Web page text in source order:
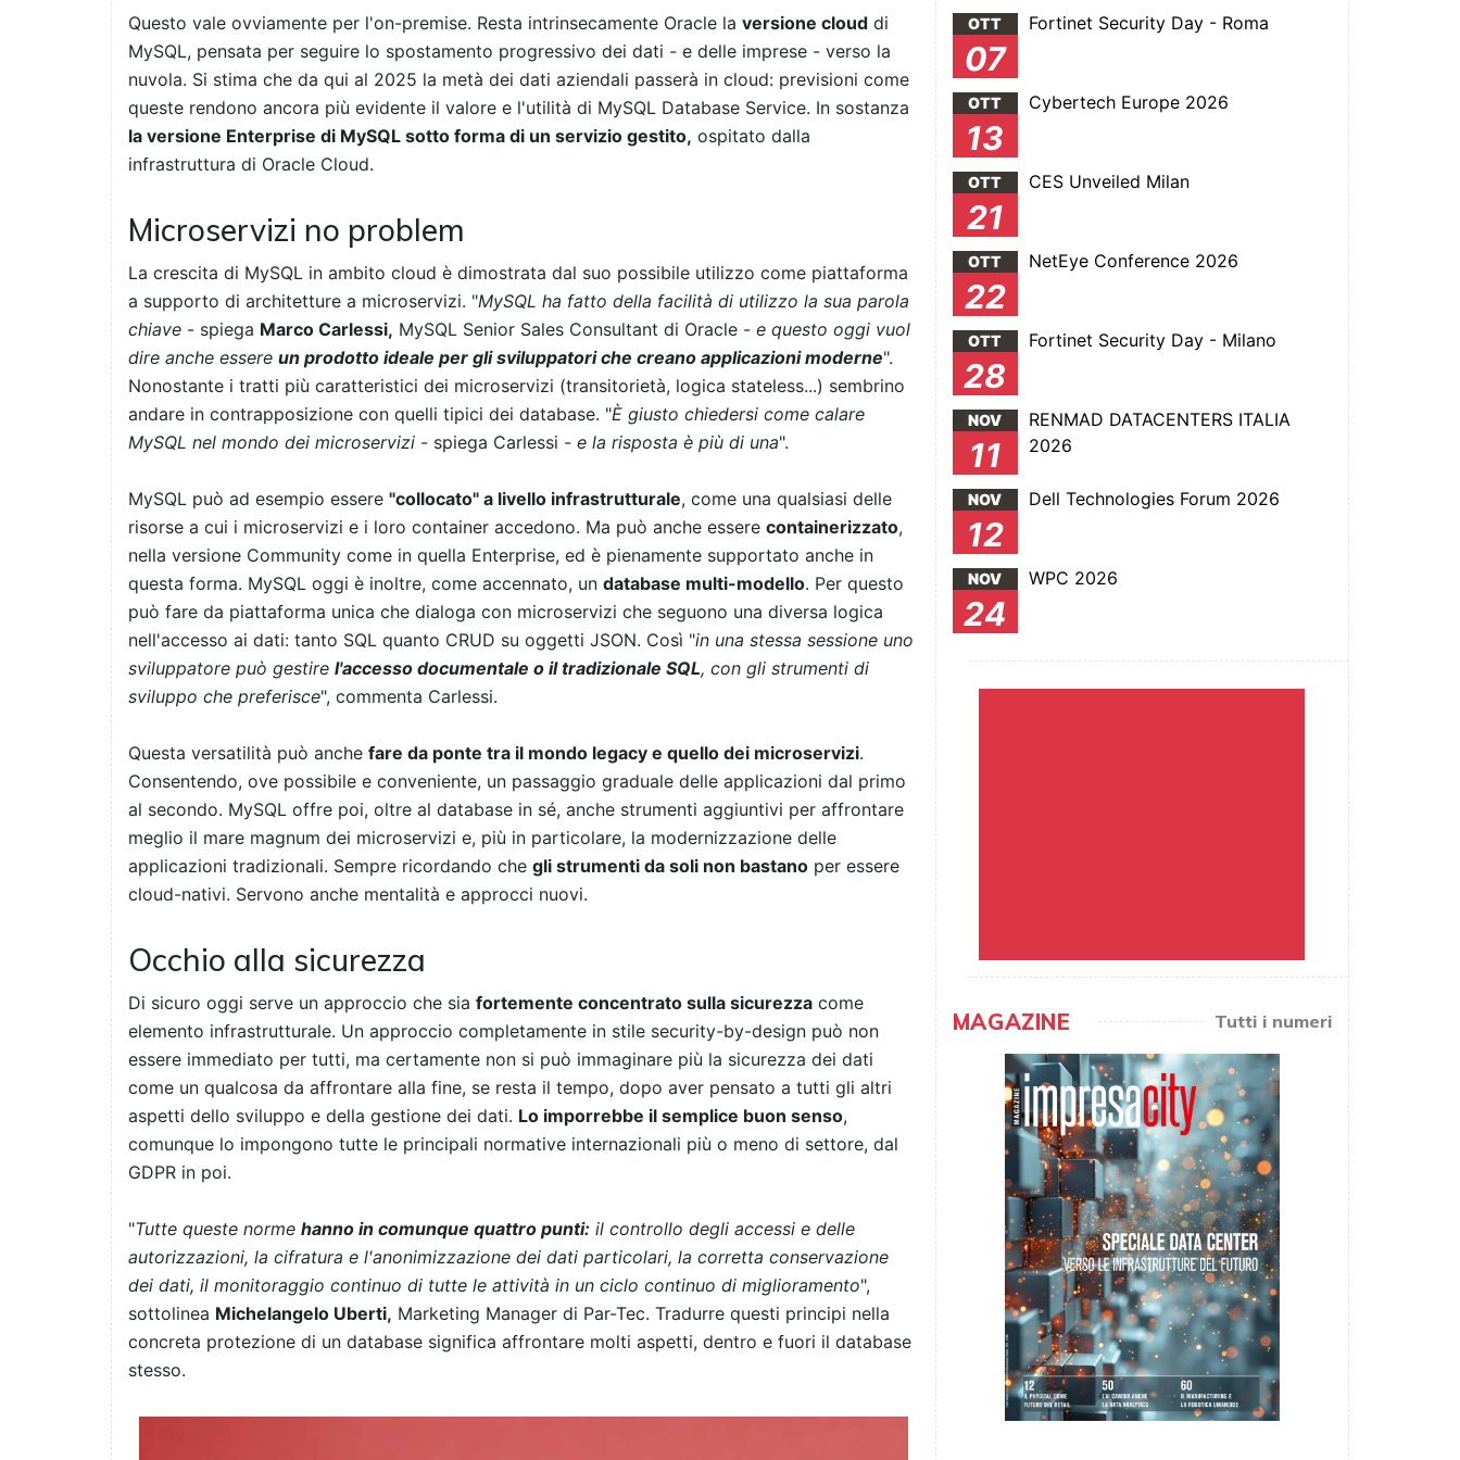
Questo vale ovviamente per l'on-premise. Resta intrinsecamente Oracle la versione cloud di
MySQL, pensata per seguire lo spostamento progressivo dei dati - e delle imprese - verso la
nuvola. Si stima che da qui al 2025 la metà dei dati aziendali passerà in cloud: previsioni come
queste rendono ancora più evidente il valore e l'utilità di MySQL Database Service. In sostanza
la versione Enterprise di MySQL sotto forma di un servizio gestito, ospitato dalla
infrastruttura di Oracle Cloud.
Microservizi no problem
La crescita di MySQL in ambito cloud è dimostrata dal suo possibile utilizzo come piattaforma
a supporto di architetture a microservizi. "MySQL ha fatto della facilità di utilizzo la sua parola
chiave - spiega Marco Carlessi, MySQL Senior Sales Consultant di Oracle - e questo oggi vuol
dire anche essere un prodotto ideale per gli sviluppatori che creano applicazioni moderne".
Nonostante i tratti più caratteristici dei microservizi (transitorietà, logica stateless...) sembrino
andare in contrapposizione con quelli tipici dei database. "È giusto chiedersi come calare
MySQL nel mondo dei microservizi - spiega Carlessi - e la risposta è più di una".
MySQL può ad esempio essere "collocato" a livello infrastrutturale, come una qualsiasi delle
risorse a cui i microservizi e i loro container accedono. Ma può anche essere containerizzato,
nella versione Community come in quella Enterprise, ed è pienamente supportato anche in
questa forma. MySQL oggi è inoltre, come accennato, un database multi-modello. Per questo
può fare da piattaforma unica che dialoga con microservizi che seguono una diversa logica
nell'accesso ai dati: tanto SQL quanto CRUD su oggetti JSON. Così "in una stessa sessione uno
sviluppatore può gestire l'accesso documentale o il tradizionale SQL, con gli strumenti di
sviluppo che preferisce", commenta Carlessi.
Questa versatilità può anche fare da ponte tra il mondo legacy e quello dei microservizi.
Consentendo, ove possibile e conveniente, un passaggio graduale delle applicazioni dal primo
al secondo. MySQL offre poi, oltre al database in sé, anche strumenti aggiuntivi per affrontare
meglio il mare magnum dei microservizi e, più in particolare, la modernizzazione delle
applicazioni tradizionali. Sempre ricordando che gli strumenti da soli non bastano per essere
cloud-nativi. Servono anche mentalità e approcci nuovi.
Occhio alla sicurezza
Di sicuro oggi serve un approccio che sia fortemente concentrato sulla sicurezza come
elemento infrastrutturale. Un approccio completamente in stile security-by-design può non
essere immediato per tutti, ma certamente non si può immaginare più la sicurezza dei dati
come un qualcosa da affrontare alla fine, se resta il tempo, dopo aver pensato a tutti gli altri
aspetti dello sviluppo e della gestione dei dati. Lo imporrebbe il semplice buon senso,
comunque lo impongono tutte le principali normative internazionali più o meno di settore, dal
GDPR in poi.
"Tutte queste norme hanno in comunque quattro punti: il controllo degli accessi e delle
autorizzazioni, la cifratura e l'anonimizzazione dei dati particolari, la corretta conservazione
dei dati, il monitoraggio continuo di tutte le attività in un ciclo continuo di miglioramento",
sottolinea Michelangelo Uberti, Marketing Manager di Par-Tec. Tradurre questi principi nella
concreta protezione di un database significa affrontare molti aspetti, dentro e fuori il database
stesso.
OTT
07
Fortinet Security Day - Roma
OTT
13
Cybertech Europe 2026
OTT
21
CES Unveiled Milan
OTT
22
NetEye Conference 2026
OTT
28
Fortinet Security Day - Milano
NOV
11
RENMAD DATACENTERS ITALIA
2026
NOV
12
Dell Technologies Forum 2026
NOV
24
WPC 2026
MAGAZINE Tutti i numeri